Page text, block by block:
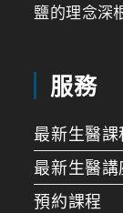
鹽的理念深
服務
最新生醫課
最新生醫講
預約課程